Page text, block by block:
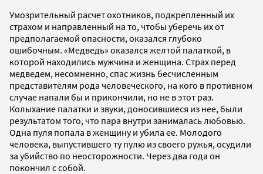
Умозрительный расчет охотников, подкрепленный их
страхом и направленный на то, чтобы уберечь их от
предполагаемой опасности, оказался глубоко
ошибочным. «Медведь» оказался желтой палаткой, в
которой находились мужчина и женщина. Страх перед
медведем, несомненно, спас жизнь бесчисленным
представителям рода человеческого, на кого в противном
случае напали бы и прикончили, но не в этот раз.
Колыхание палатки и звуки, доносившиеся из нее, были
результатом того, что пара внутри занималась любовью.
Одна пуля попала в женщину и убила ее. Молодого
человека, выпустившего ту пулю из своего ружья, осудили
за убийство по неосторожности. Через два года он
покончил с собой.